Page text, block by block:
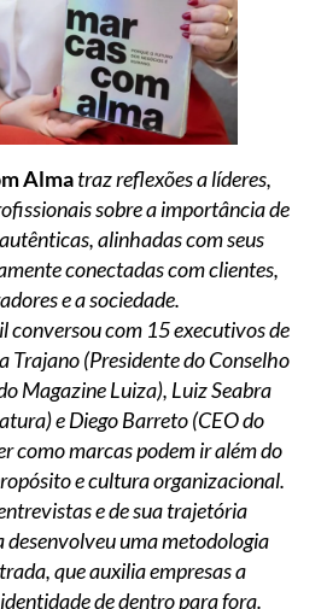
Almatraz reflexões a líderes,
sobre a importância de
alinhadas com seus
conectadas com clientes,
e a sociedade.
conversou com 15 executivos de
Trajano (Presidente do Conselho
Magazine Luiza), Luiz Seabra
e Diego Barreto (CEO do
como marcas podem ir além do
e cultura organizacional.
e de sua trajetória
uma metodologia
que auxilia empresas a
de dentro para fora.